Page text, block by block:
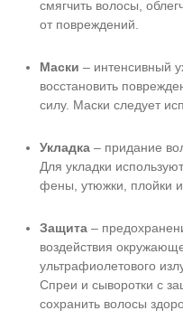
смягчить волосы,
от повреждений.
Маски – интенсивный
восстановить
силу. Маски следует
Укладка – придание
Для укладки
фены, утюжки, плойки и
Защита –
воздействия
ультрафиолетового
Спреи и сыворотки с
сохранить волосы